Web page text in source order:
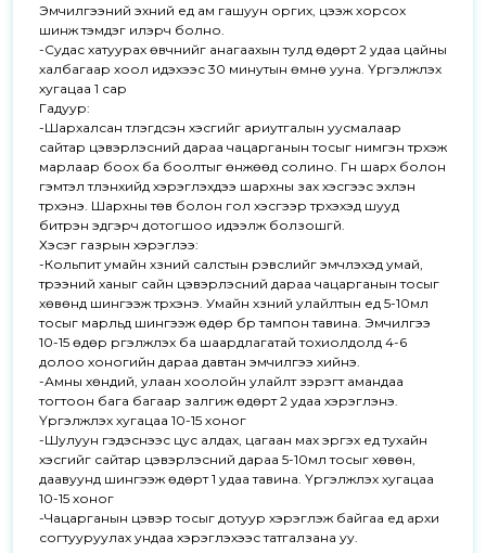
Эмчилгээний эхний үед ам гашуун оргих, цээж хорсох
шинж тэмдэг илэрч болно.
-Судас хатуурах өвчнийг анагаахын тулд өдөрт 2 удаа цайны
халбагаар хоол идэхээс 30 минутын өмнө ууна. Үргэлжлэх
хугацаа 1 сар
Гадуур:
-Шархалсан түлэгдсэн хэсгийг ариутгалын уусмалаар
сайтар цэвэрлэсний дараа чацарганын тосыг нимгэн түрхэж
марлаар боох ба боолтыг өнжөөд солино. Гүн шарх болон
гэмтэл түлэнхийд хэрэглэхдээ шархны зах хэсгээс эхлэн
түрхэнэ. Шархны төв болон гол хэсгээр түрхэхэд шууд
битүүрэн эдгэрч дотогшоо идээлж болзошгүй.
Хэсэг газрын хэрэглээ:
-Кольпит умайн хүзүүний салстын үрэвслийг эмчлэхэд умай,
үтрээний ханыг сайн цэвэрлэсний дараа чацарганын тосыг
хөвөнд шингээж түрхэнэ. Умайн хүзүүний улайлтын үед 5-10мл
тосыг марльд шингээж өдөр бүр тампон тавина. Эмчилгээ
10-15 өдөр үргэлжлэх ба шаардлагатай тохиолдолд 4-6
долоо хоногийн дараа давтан эмчилгээ хийнэ.
-Амны хөндий, улаан хоолойн улайлт зэрэгт амандаа
тогтоон бага багаар залгиж өдөрт 2 удаа хэрэглэнэ.
Үргэлжлэх хугацаа 10-15 хоног
-Шулуун гэдэснээс цус алдах, цагаан мах эргэх үед тухайн
хэсгийг сайтар цэвэрлэсний дараа 5-10мл тосыг хөвөн,
даавуунд шингээж өдөрт 1 удаа тавина. Үргэлжлэх хугацаа
10-15 хоног
-Чацарганын цэвэр тосыг дотуур хэрэглэж байгаа үед архи
согтууруулах ундаа хэрэглэхээс татгалзана уу.